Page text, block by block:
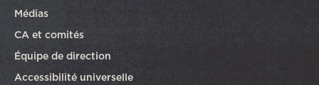
Médias
CA et comités
Équipe de direction
Accessibilité universelle